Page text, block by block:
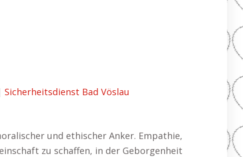
Sicherheitsdienst Bad Vöslau
und ethischer Anker. Empathie,
zu schaffen, in der Geborgenheit